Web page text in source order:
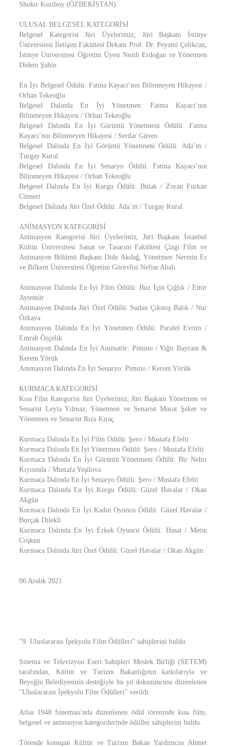
Shokir Kuziboy (ÖZBEKİSTAN)
ULUSAL BELGESEL KATEGORİSİ
Belgesel Kategorisi Jüri Üyelerimiz; Jüri Başkanı İstinye
Üniversitesi İletişim Fakültesi Dekanı Prof. Dr. Peyami Çelikcan,
İstinye Üniversitesi Öğretim Üyesi Nezih Erdoğan ve Yönetmen
Didem Şahin
En İyi Belgesel Ödülü: Fatma Kayacı’nın Bilinmeyen Hikayesi /
Orhan Tekeoğlu
Belgesel Dalında En İyi Yönetmen: Fatma Kayacı’nın
Bilinmeyen Hikayesi / Orhan Tekeoğlu
Belgesel Dalında En İyi Görüntü Yönetmeni Ödülü: Fatma
Kayacı’nın Bilinmeyen Hikayesi / Serdar Güven
Belgesel Dalında En İyi Görüntü Yönetmeni Ödülü: Ada’m /
Turgay Kural
Belgesel Dalında En İyi Senaryo Ödülü: Fatma Kayacı’nın
Bilinmeyen Hikayesi / Orhan Tekeoğlu
Belgesel Dalında En İyi Kurgu Ödülü: Bulak / Zoran Furkan
Cömert
Belgesel Dalında Jüri Özel Ödülü: Ada’m / Turgay Kural
ANİMASYON KATEGORİSİ
Animasyon Kategorisi Jüri Üyelerimiz; Jüri Başkanı İstanbul
Kültür Üniversitesi Sanat ve Tasarım Fakültesi Çizgi Film ve
Animasyon Bölümü Başkanı Dide Akdağ, Yönetmen Nermin Er
ve Bilkent Üniversitesi Öğretim Görevlisi Nefise Abalı
Animasyon Dalında En İyi Film Ödülü: Buz İçin Çığlık / Emir
Aytemür
Animasyon Dalında Jüri Özel Ödülü: Sudan Çıkmış Balık / Nur
Özkaya
Animasyon Dalında En İyi Yönetmen Ödülü: Paralel Evrim /
Emrah Özçelik
Animasyon Dalında En İyi Animatör: Pimino / Yiğit Bayram &
Kerem Yörük
Animasyon Dalında En İyi Senaryo: Pimino / Kerem Yörük
KURMACA KATEGORİSİ
Kısa Film Kategorisi Jüri Üyelerimiz; Jüri Başkanı Yönetmen ve
Senarist Leyla Yılmaz, Yönetmen ve Senarist Murat Şeker ve
Yönetmen ve Senarist Rıza Kıraç
Kurmaca Dalında En İyi Film Ödülü: Şero / Mustafa Efelti
Kurmaca Dalında En İyi Yönetmen Ödülü: Şero / Mustafa Efelti
Kurmaca Dalında En İyi Görüntü Yönetmeni Ödülü: Bir Nehir
Kıyısında / Mustafa Yeşilova
Kurmaca Dalında En İyi Senaryo Ödülü: Şero / Mustafa Efelti
Kurmaca Dalında En İyi Kurgu Ödülü: Güzel Havalar / Okan
Akgün
Kurmaca Dalında En İyi Kadın Oyuncu Ödülü: Güzel Havalar /
Burçak Dilekli
Kurmaca Dalında En İyi Erkek Oyuncu Ödülü: Hasat / Metin
Coşkun
Kurmaca Dalında Jüri Özel Ödülü: Güzel Havalar / Okan Akgün
06 Aralık 2021
"9. Uluslararası İpekyolu Film Ödülleri" sahiplerini buldu
Sinema ve Televizyon Eseri Sahipleri Meslek Birliği (SETEM)
tarafından, Kültür ve Turizm Bakanlığının katkılarıyla ve
Beyoğlu Belediyesinin desteğiyle bu yıl dokuzuncusu düzenlenen
"Uluslararası İpekyolu Film Ödülleri" verildi.
Atlas 1948 Sineması'nda düzenlenen ödül töreninde kısa film,
belgesel ve animasyon kategorilerinde ödüller sahiplerini buldu.
Törende konuşan Kültür ve Turizm Bakan Yardımcısı Ahmet